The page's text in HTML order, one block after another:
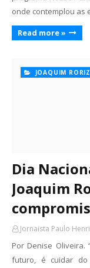
onde contemplou as
Read more »
JOAQUIM
Dia
Joaquim
Jornaista Paulo
Por Denise
futuro, é cuidar do